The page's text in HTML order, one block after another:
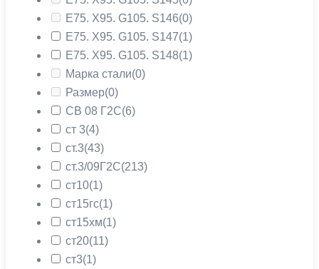
Е75. Х95. G105. S146(0)
Е75. Х95. G105. S147(1)
Е75. Х95. G105. S148(1)
Марка стали(0)
Размер(0)
СВ 08 Г2С(6)
ст 3(4)
ст.3(43)
ст.3/09Г2С(213)
ст10(1)
ст15гс(1)
ст15хм(1)
ст20(11)
ст3(1)